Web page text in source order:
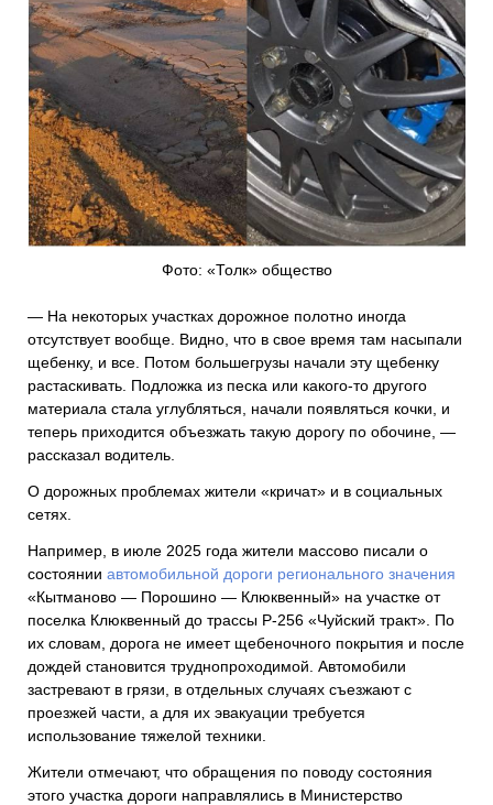
Фото: «Толк» общество
— На некоторых участках дорожное полотно иногда
отсутствует вообще. Видно, что в свое время там насыпали
щебенку, и все. Потом большегрузы начали эту щебенку
растаскивать. Подложка из песка или какого-то другого
материала стала углубляться, начали появляться кочки, и
теперь приходится объезжать такую дорогу по обочине, —
рассказал водитель.
О дорожных проблемах жители «кричат» и в социальных
сетях.
Например, в июле 2025 года жители массово писали о
состоянии автомобильной дороги регионального значения
«Кытманово — Порошино — Клюквенный» на участке от
поселка Клюквенный до трассы Р-256 «Чуйский тракт». По
их словам, дорога не имеет щебеночного покрытия и после
дождей становится труднопроходимой. Автомобили
застревают в грязи, в отдельных случаях съезжают с
проезжей части, а для их эвакуации требуется
использование тяжелой техники.
Жители отмечают, что обращения по поводу состояния
этого участка дороги направлялись в Министерство